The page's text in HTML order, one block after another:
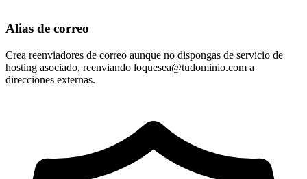
Alias de correo
Crea reenviadores de correo aunque no dispongas de servicio de
hosting asociado, reenviando loquesea@tudominio.com a
direcciones externas.